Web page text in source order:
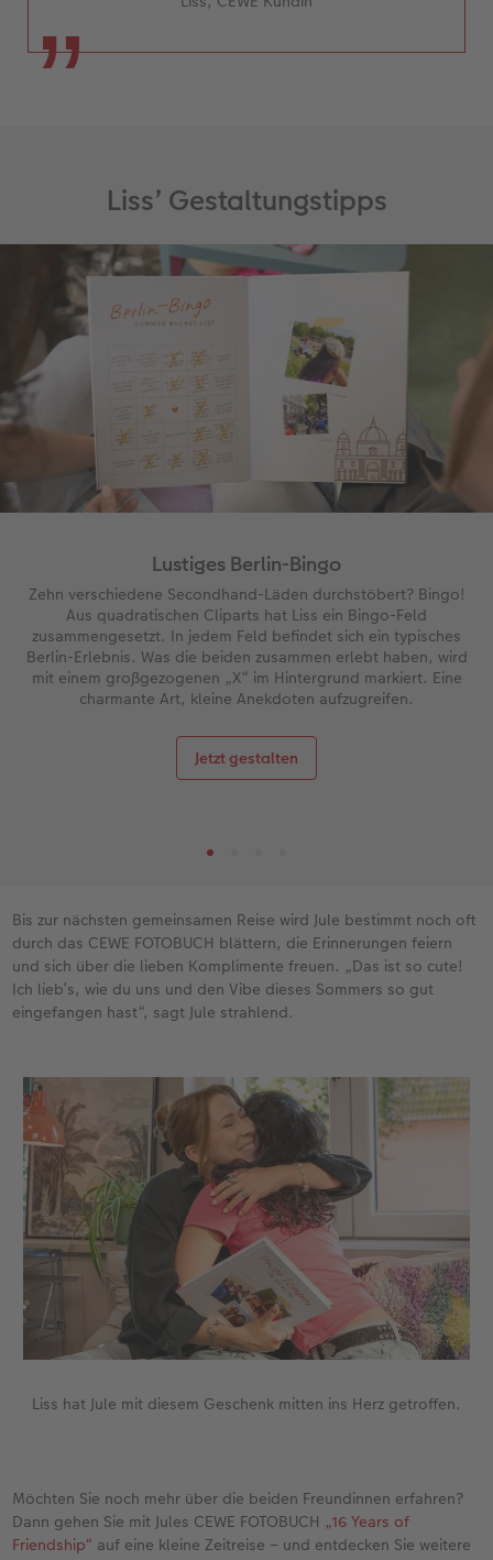
Liss’ Gestaltungstipps
Lustiges Berlin-Bingo
Zehn verschiedene Secondhand-Läden durchstöbert? Bingo!
Aus quadratischen Cliparts hat Liss ein Bingo-Feld
zusammengesetzt. In jedem Feld befindet sich ein typisches
Berlin-Erlebnis. Was die beiden zusammen erlebt haben, wird
mit einem großgezogenen „X“ im Hintergrund markiert. Eine
charmante Art, kleine Anekdoten aufzugreifen.
Jetzt gestalten
Bis zur nächsten gemeinsamen Reise wird Jule bestimmt noch oft
durch das CEWE FOTOBUCH blättern, die Erinnerungen feiern
und sich über die lieben Komplimente freuen. „Das ist so cute!
Ich lieb’s, wie du uns und den Vibe dieses Sommers so gut
eingefangen hast“, sagt Jule strahlend.
Liss hat Jule mit diesem Geschenk mitten ins Herz getroffen.
Möchten Sie noch mehr über die beiden Freundinnen erfahren?
Dann gehen Sie mit Jules CEWE FOTOBUCH „16 Years of
Friendship“ auf eine kleine Zeitreise – und entdecken Sie weitere